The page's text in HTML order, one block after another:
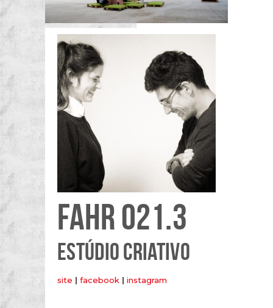
FAHR 021.3
ESTÚDIO CRIATIVO
site | facebook | instagram